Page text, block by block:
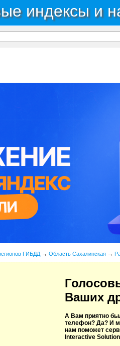
индексы и
ГИБДД → Область Сахалинская →
Ваших
А Вам приятно
телефон? Да? И
нам поможет
Interactive